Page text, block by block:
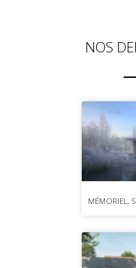
NOS
MÉMORIEL,